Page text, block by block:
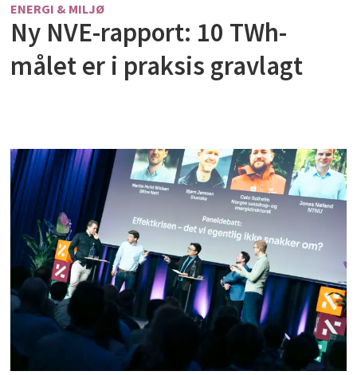
ENERGI & MILJØ
Ny NVE-rapport: 10 TWh-
målet er i praksis gravlagt